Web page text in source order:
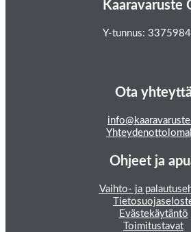
Kaaravaruste
Y-tunnus:
Ota yhteyttä
Ohjeet ja
Vaihto- ja
Evästekäytäntö
Toimitustavat